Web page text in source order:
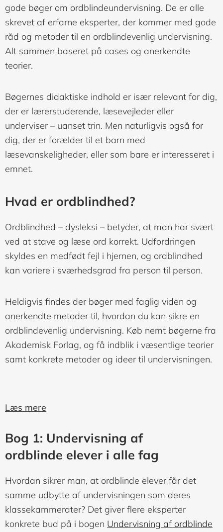
gode bøger om ordblindeundervisning. De er alle
skrevet af erfarne eksperter, der kommer med gode
råd og metoder til en ordblindevenlig undervisning.
Alt sammen baseret på cases og anerkendte
teorier.
Bøgernes didaktiske indhold er især relevant for dig,
der er lærerstuderende, læsevejleder eller
underviser – uanset trin. Men naturligvis også for
dig, der er forælder til et barn med
læsevanskeligheder, eller som bare er interesseret i
emnet.
Hvad er ordblindhed?
Ordblindhed – dysleksi – betyder, at man har svært
ved at stave og læse ord korrekt. Udfordringen
skyldes en medfødt fejl i hjernen, og ordblindhed
kan variere i sværhedsgrad fra person til person.
Heldigvis findes der bøger med faglig viden og
anerkendte metoder til, hvordan du kan sikre en
ordblindevenlig undervisning. Køb nemt bøgerne fra
Akademisk Forlag, og få indblik i væsentlige teorier
samt konkrete metoder og ideer til undervisningen.
Læs mere
Bog 1: Undervisning af
ordblinde elever i alle fag
Hvordan sikrer man, at ordblinde elever får det
samme udbytte af undervisningen som deres
klassekammerater? Det giver flere eksperter
konkrete bud på i bogen Undervisning af ordblinde